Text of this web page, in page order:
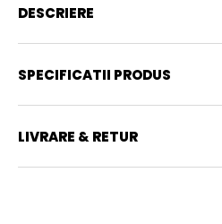
DESCRIERE
SPECIFICATII PRODUS
LIVRARE & RETUR